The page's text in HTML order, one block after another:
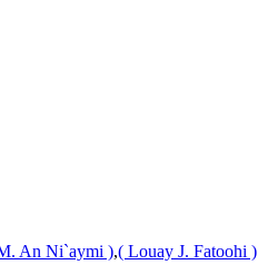
An Ni`aymi ),( Louay J. Fatoohi )